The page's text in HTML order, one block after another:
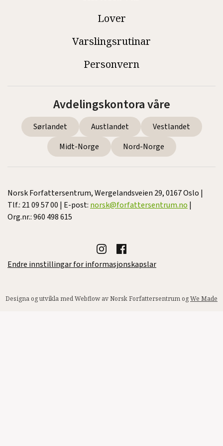
Lover
Varslingsrutinar
Personvern
Avdelingskontora våre
Sørlandet Austlandet
Vestlandet
Midt-Norge
Nord-Norge
Norsk Forfattersentrum, Wergelandsveien 29, 0167 Oslo |
Tlf.: 21 09 57 00 | E-post: norsk@forfattersentrum.no |
Org.nr.: 960 498 615
Endre innstillingar for informasjonskapslar
Designa og utvikla med Webflow av Norsk Forfattersentrum ogWe Made